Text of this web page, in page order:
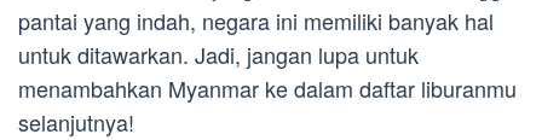
pantai yang indah, negara ini memiliki banyak hal
untuk ditawarkan. Jadi, jangan lupa untuk
menambahkan Myanmar ke dalam daftar liburanmu
selanjutnya!